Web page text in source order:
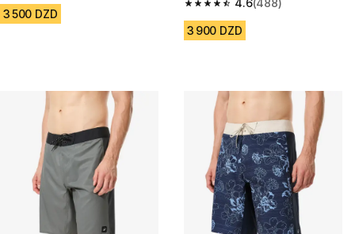
3 500 DZD
Marin bleu4.6
4.6 out of 5 stars from 488
(488)
3 900 DZD